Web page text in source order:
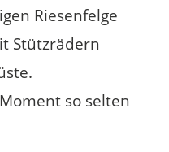
Riesenfelge
Stützrädern
so selten